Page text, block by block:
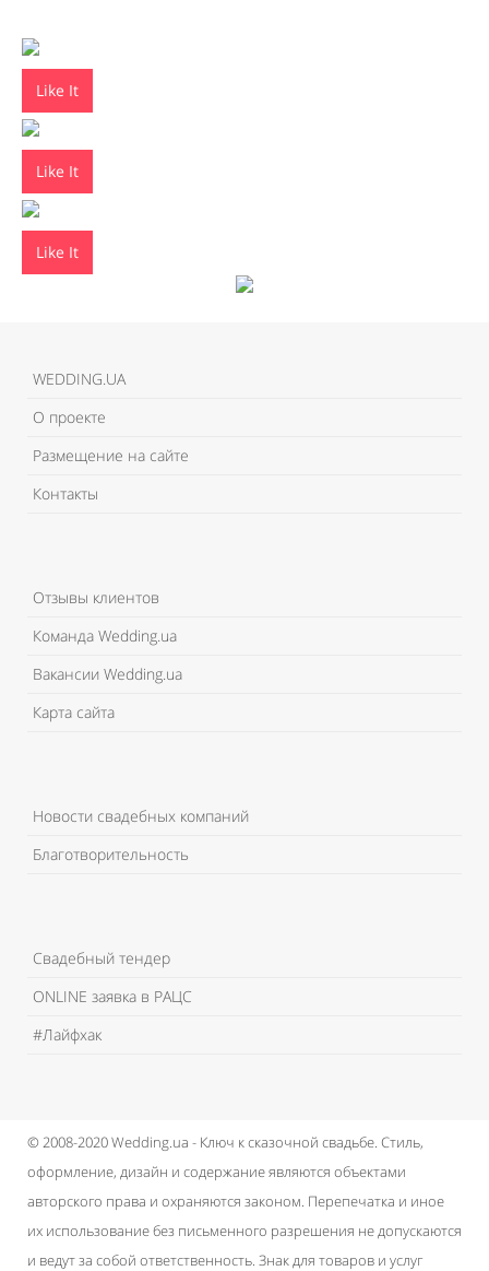
Like It
Like It
Like It
WEDDING.UA
О проекте
Размещение на сайте
Контакты
Отзывы клиентов
Команда Wedding.ua
Вакансии Wedding.ua
Карта сайта
Новости свадебных компаний
Благотворительность
Свадебный тендер
ONLINE заявка в РАЦС
#Лайфхак
© 2008-2020 Wedding.ua - Ключ к сказочной свадьбе. Стиль,
оформление, дизайн и содержание являются объектами
авторского права и охраняются законом. Перепечатка и иное
их использование без письменного разрешения не допускаются
и ведут за собой ответственность. Знак для товаров и услуг